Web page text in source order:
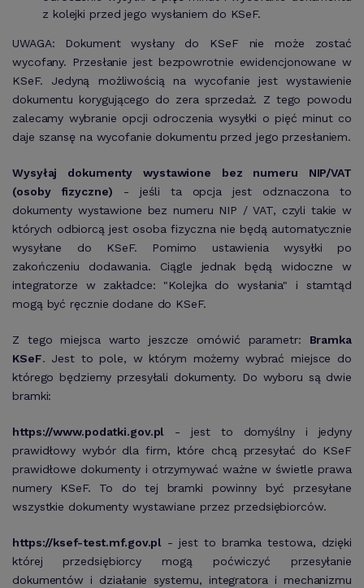
z kolejki przed jego wysłaniem do KSeF.
UWAGA: Dokument wysłany do KSeF nie może zostać
wycofany. Przesłanie jest bezpowrotnie ewidencjonowane w
KSeF. Jedyną możliwością na wycofanie jest wystawienie
dokumentu korygującego do zera sprzedaż. Z tego powodu
zalecamy wybranie opcji odroczenia wysyłki o pięć minut co
daje szansę na wycofanie dokumentu przed jego przesłaniem.
Wysyłaj dokumenty wystawione bez numeru NIP/VAT
(osoby fizyczne) - jeśli ta opcja jest odznaczona to
dokumenty wystawione bez numeru NIP / VAT, czyli takie w
których odbiorcą jest osoba fizyczna nie będą automatycznie
wysyłane do KSeF. Pomimo ustawienia wysyłki po
zakończeniu dodawania. Ciągle jednak będą widoczne w
integratorze w zakładce: "Kolejka do wysłania" i stamtąd
mogą być ręcznie dodane do KSeF.
Z tego miejsca warto jeszcze omówić parametr: Bramka
KSeF. Jest to pole, w którym możemy wybrać miejsce do
którego będziemy przesyłali dokumenty. Do wyboru są dwie
bramki:
https://www.podatki.gov.pl - jest to domyślny i jedyny
prawidłowy wybór dla firm, które chcą przesyłać do KSeF
prawidłowe dokumenty i otrzymywać ważne w świetle prawa
numery KSeF. To do tej bramki powinny być przesyłane
wszystkie dokumenty wystawiane przez przedsiębiorców.
https://ksef-test.mf.gov.pl - jest to bramka testowa, dzięki
której przedsiębiorcy mogą poćwiczyć przesyłanie
dokumentów i działanie systemu, integratora i mechanizmu